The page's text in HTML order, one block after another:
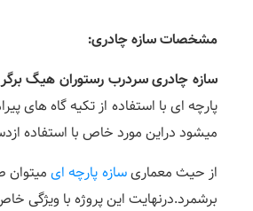
مشخصات سازه چادری:
سازه چادری سردرب رستوران هیگ برگر
پارچه ای با استفاده از تکیه گاه های
میشود دراین مورد خاص با استفاده
از حیث معماریسازه پارچه ایمیتوان
برشمرد.درنهایت این پروژه با ویژگی خاص آن به